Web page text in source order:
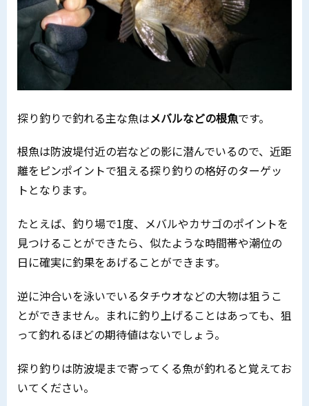
探り釣りで釣れる主な魚はメバルなどの根魚です。
根魚は防波堤付近の岩などの影に潜んでいるので、近距
離をピンポイントで狙える探り釣りの格好のターゲッ
トとなります。
たとえば、釣り場で1度、メバルやカサゴのポイントを
見つけることができたら、似たような時間帯や潮位の
日に確実に釣果をあげることができます。
逆に沖合いを泳いでいるタチウオなどの大物は狙うこ
とができません。まれに釣り上げることはあっても、狙
って釣れるほどの期待値はないでしょう。
探り釣りは防波堤まで寄ってくる魚が釣れると覚えてお
いてください。